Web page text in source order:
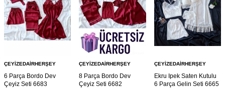
ÇEYIZEDAIRHERŞEY
6 Parça Bordo Dev
Çeyiz Seti 6683
ÇEYIZEDAIRHERŞEY
8 Parça Bordo Dev
Çeyiz Seti 6682
ÇEYIZEDAIRHERŞEY
Ekru Ipek Saten Kutulu
6 Parça Gelin Seti 6665